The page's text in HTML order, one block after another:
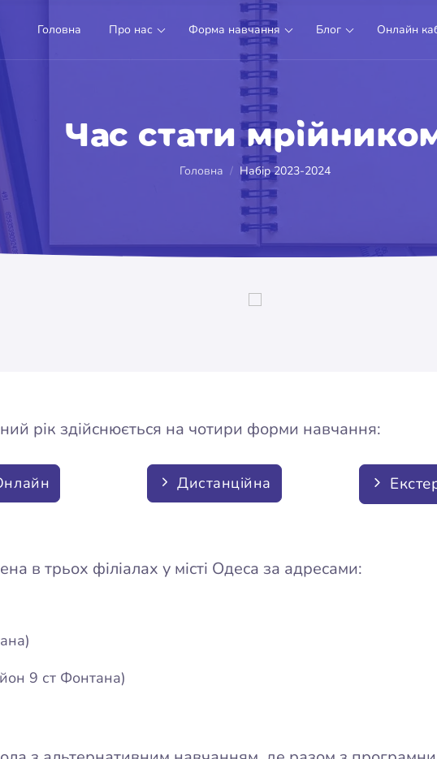
Головна Про нас Форма навчання Блог Онлайн
Час стати
Головна Набір 2023-2024
рік здійснюється на чотири форми навчання:
Дистанційна
в трьох філіалах у місті Одеса за адресами:
9 ст Фонтана)